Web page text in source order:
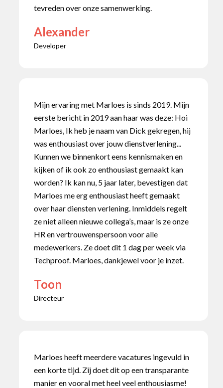
tevreden over onze samenwerking.
Alexander
Developer
Mijn ervaring met Marloes is sinds 2019. Mijn
eerste bericht in 2019 aan haar was deze: Hoi
Marloes, Ik heb je naam van Dick gekregen, hij
was enthousiast over jouw dienstverlening...
Kunnen we binnenkort eens kennismaken en
kijken of ik ook zo enthousiast gemaakt kan
worden? Ik kan nu, 5 jaar later, bevestigen dat
Marloes me erg enthousiast heeft gemaakt
over haar diensten verlening. Inmiddels regelt
ze niet alleen nieuwe collega’s, maar is ze onze
HR en vertrouwenspersoon voor alle
medewerkers. Ze doet dit 1 dag per week via
Techproof. Marloes, dankjewel voor je inzet.
Toon
Directeur
Marloes heeft meerdere vacatures ingevuld in
een korte tijd. Zij doet dit op een transparante
manier en vooral met heel veel enthousiasme!